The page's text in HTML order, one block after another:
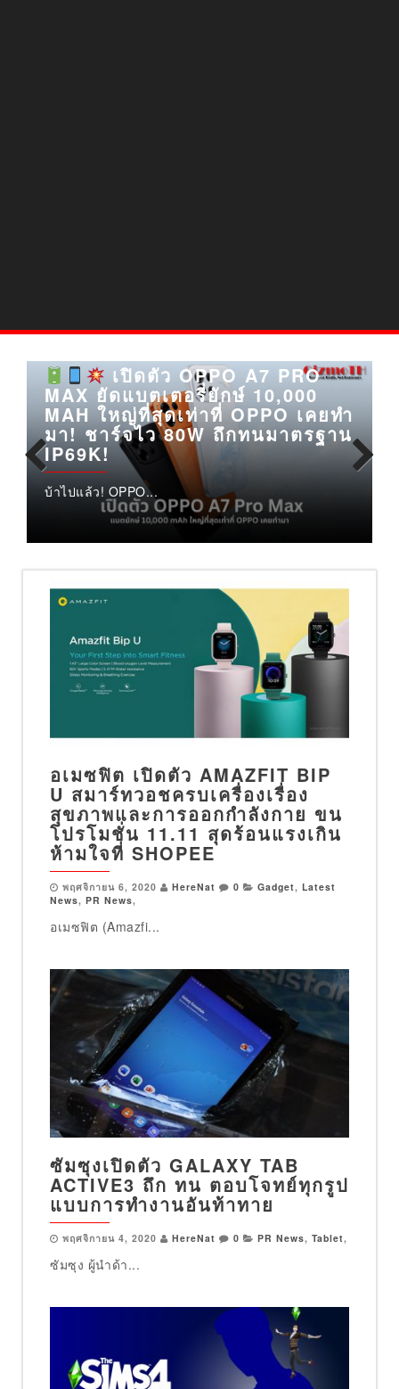
เปิดตัว OPPO A7 PRO
MAX ยัดแบตเตอรี่ยักษ์ 10,000
MAH ใหญ่ที่สุดเท่าที่ OPPO เคยทำ
มา! ชาร์จไว 80W ถึกทนมาตรฐาน
IP69K!
บ้าไปแล้ว! OPPO...
Previous
อเมซฟิต เปิดตัว AMAZFIT BIP
U สมาร์ทวอชครบเครื่องเรื่อง
สุขภาพและการออกกำลังกาย ขน
โปรโมชั่น 11.11 สุดร้อนแรงเกิน
ห้ามใจที่ SHOPEE
พฤศจิกายน 6, 2020 HereNat 0 Gadget, Latest
News, PR News,
อเมซฟิต (Amazfi...
ซัมซุงเปิดตัว GALAXY TAB
ACTIVE3 ถึก ทน ตอบโจทย์ทุกรูป
แบบการทำงานอันท้าทาย
พฤศจิกายน 4, 2020 HereNat 0 PR News, Tablet,
ซัมซุง ผู้นำด้า...